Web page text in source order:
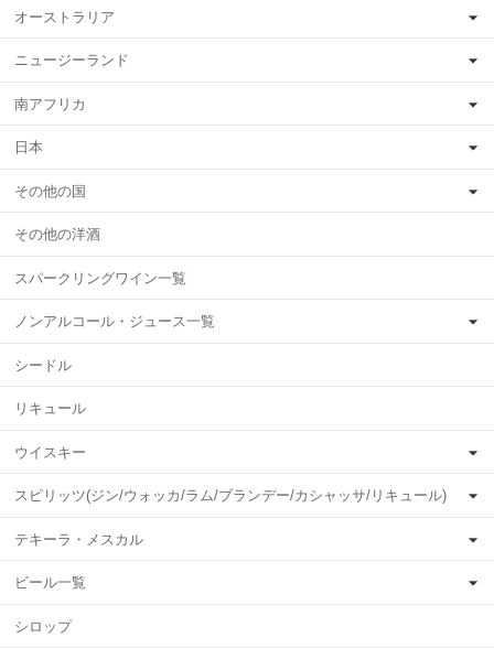
オーストラリア
ニュージーランド
南アフリカ
日本
その他の国
その他の洋酒
スパークリングワイン一覧
ノンアルコール・ジュース一覧
シードル
リキュール
ウイスキー
スピリッツ(ジン/ウォッカ/ラム/ブランデー/カシャッサ/リキュール)
テキーラ・メスカル
ビール一覧
シロップ